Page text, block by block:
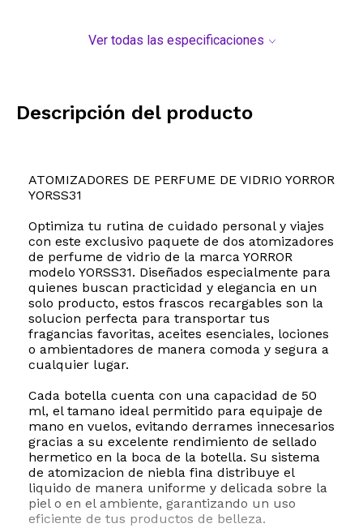
Ver todas las especificaciones
Descripción del producto
ATOMIZADORES DE PERFUME DE VIDRIO YORROR
YORSS31
Optimiza tu rutina de cuidado personal y viajes
con este exclusivo paquete de dos atomizadores
de perfume de vidrio de la marca YORROR
modelo YORSS31. Diseñados especialmente para
quienes buscan practicidad y elegancia en un
solo producto, estos frascos recargables son la
solucion perfecta para transportar tus
fragancias favoritas, aceites esenciales, lociones
o ambientadores de manera comoda y segura a
cualquier lugar.
Cada botella cuenta con una capacidad de 50
ml, el tamano ideal permitido para equipaje de
mano en vuelos, evitando derrames innecesarios
gracias a su excelente rendimiento de sellado
hermetico en la boca de la botella. Su sistema
de atomizacion de niebla fina distribuye el
liquido de manera uniforme y delicada sobre la
piel o en el ambiente, garantizando un uso
eficiente de tus productos de belleza.